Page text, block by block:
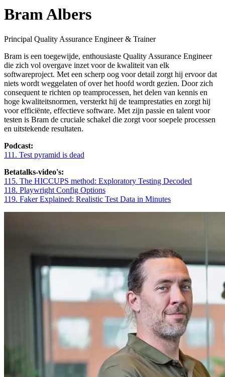
Bram Albers
Principal Quality Assurance Engineer & Trainer
Bram is een toegewijde, enthousiaste Quality Assurance Engineer
die zich vol overgave inzet voor de kwaliteit van elk
softwareproject. Met een scherp oog voor detail zorgt hij ervoor dat
niets wordt weggelaten of over het hoofd wordt gezien. Door zich
consequent te richten op teamprocessen, het delen van kennis en
hoge kwaliteitsnormen, versterkt hij de teamprestaties en zorgt hij
voor efficiënte, effectieve software. Met zijn passie en talent voor
testen is Bram de cruciale schakel die zorgt voor soepele processen
en uitstekende resultaten.
Podcast:
111. Test pyramid is dead
Betatalks-video's:
115. The HICCUPS method: Exploratory Testing Decoded
118. Playwright Config Options
119. Faker Explained: Realistic Test Data in Minutes